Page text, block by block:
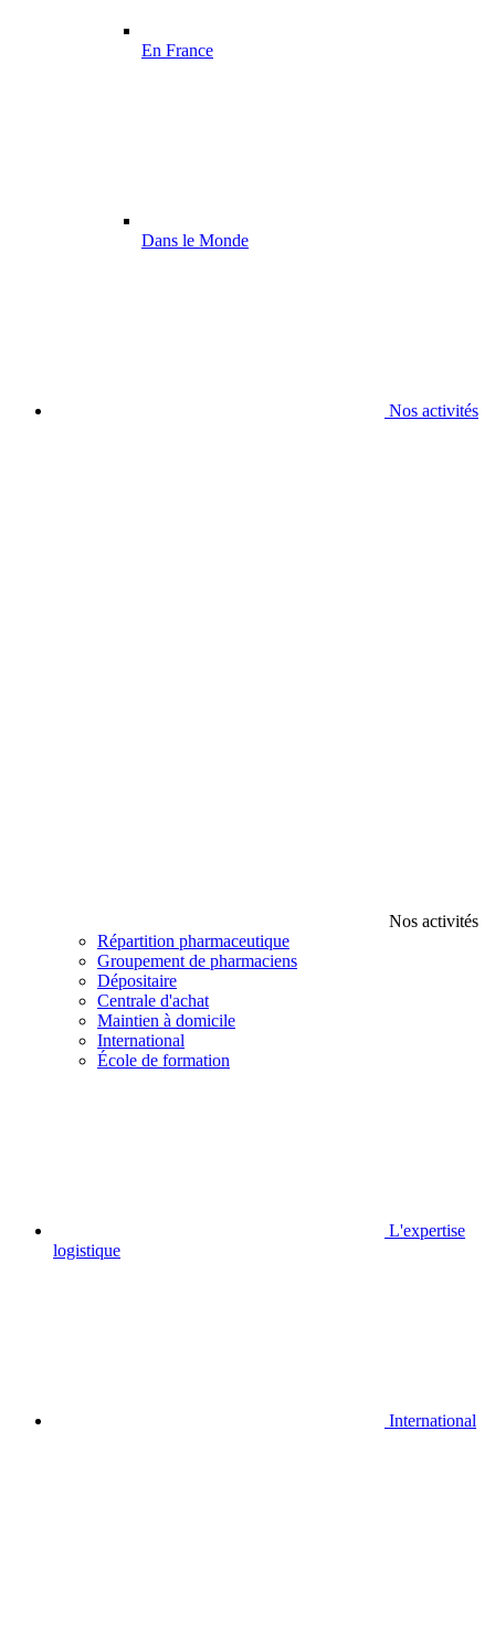
En France
Dans le Monde
Nos activités
Nos activités
Répartition pharmaceutique
Groupement de pharmaciens
Dépositaire
Centrale d'achat
Maintien à domicile
International
École de formation
L'expertise
logistique
International